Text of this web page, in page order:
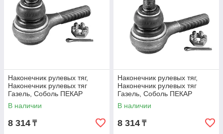
Наконечник рулевых тяг,
Наконечник рулевых тяг
Газель, Соболь ПЕКАР
В наличии
8 314 ₸
Наконечник рулевых тяг,
Наконечник рулевых тяг
Газель, Соболь ПЕКАР
В наличии
8 314 ₸